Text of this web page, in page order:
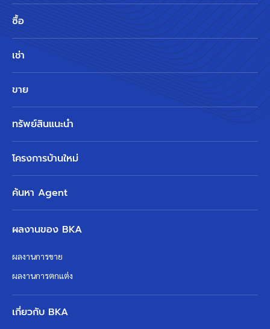
ซื้อ
เช่า
ขาย
ทรัพย์สินแนะนำ
โครงการบ้านใหม่
ค้นหา Agent
ผลงานของ BKA
ผลงานการขาย
ผลงานการตกแต่ง
เกี่ยวกับ BKA